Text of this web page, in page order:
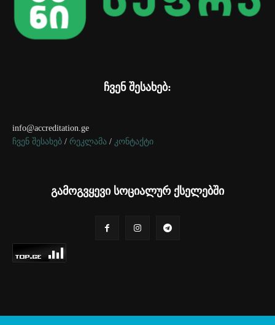
ჩვენ შესახებ:
info@accreditation.ge
ჩვენ შესახებ / რეკლამა / კონტაქტი
გამოგვყევი სოციალურ ქსელებში